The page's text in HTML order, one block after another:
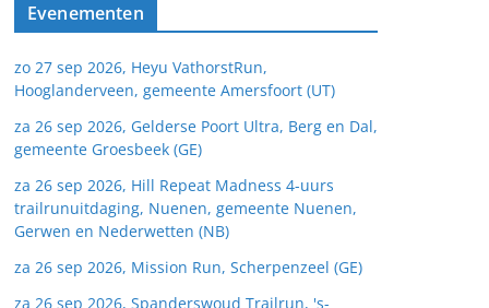
Evenementen
zo 27 sep 2026, Heyu VathorstRun,
Hooglanderveen, gemeente Amersfoort (UT)
za 26 sep 2026, Gelderse Poort Ultra, Berg en Dal,
gemeente Groesbeek (GE)
za 26 sep 2026, Hill Repeat Madness 4-uurs
trailrunuitdaging, Nuenen, gemeente Nuenen,
Gerwen en Nederwetten (NB)
za 26 sep 2026, Mission Run, Scherpenzeel (GE)
za 26 sep 2026, Spanderswoud Trailrun, 's-